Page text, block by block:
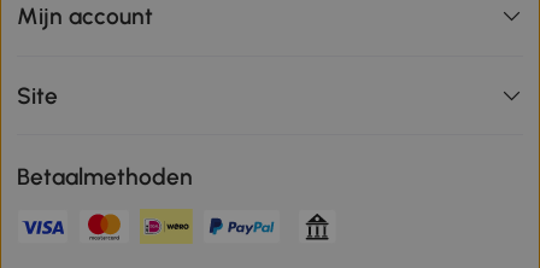
Mijn account
Site
Betaalmethoden